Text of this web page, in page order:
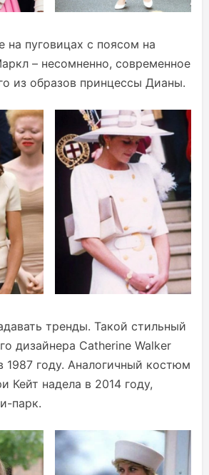
на пуговицах с поясом на
– несомненно, современное
из образов принцессы Дианы.
тренды. Такой стильный
дизайнера Catherine Walker
1987 году. Аналогичный костюм
Кейт надела в 2014 году,
парк.